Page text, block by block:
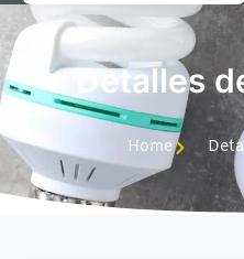
Detalles
Home